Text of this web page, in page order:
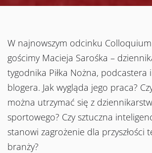
W najnowszym odcinku Colloquium
gościmy Macieja Sarośka –
tygodnika Piłka Nożna, podcastera i
blogera. Jak wygląda jego praca?
można utrzymać się z
sportowego? Czy sztuczna
stanowi zagrożenie dla przyszłości
branży?